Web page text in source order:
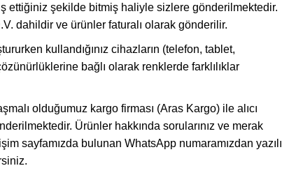
ettiğiniz şekilde bitmiş haliyle sizlere gönderilmektedir.
dahildir ve ürünler faturalı olarak gönderilir.
kullandığınız cihazların (telefon, tablet,
bağlı olarak renklerde farklılıklar
olduğumuz kargo firması (Aras Kargo) ile alıcı
Ürünler hakkında sorularınız ve merak
sayfamızda bulunan WhatsApp numaramızdan yazılı